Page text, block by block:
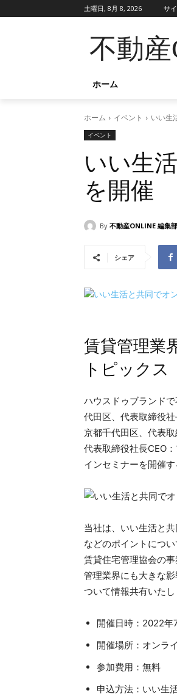
土曜日, 8月 8, 2026 サ
不動
ホーム
ホーム イベント いい生
イベント
いい生
を開催
By 不動産ONLINE 編集部
シェア
賃貸管理業
トピックス
ハウスドゥブランド
代田区、代表取締役
京都千代田区、代表
代表取締役社長CEO
インセミナーを開催す
当社は、いい生活と
などのポイントにつ
賃貸住宅管理協会の
管理業界にも大きな
ついて情報共有いたし
開催日時：2022年
開催場所：オンラ
参加費用：無料
申込方法：いい生